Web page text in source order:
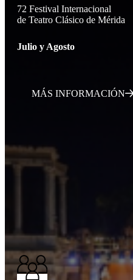
72 Festival Internacional
de Teatro Clásico de Mérida
Julio y Agosto
MÁS INFORMACIÓN